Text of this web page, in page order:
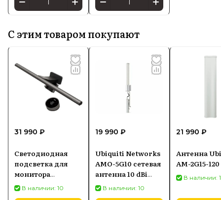
С этим товаром покупают
31 990 ₽
Светодиодная
подсветка для
монитора
SCREENBAR HALO
2
В наличии: 10
19 990 ₽
Ubiquiti Networks
AMO-5G10 сетевая
антенна 10 dBi
Секторная
антенна
В наличии: 10
21 990 ₽
Антенна
AM-2G15-120
В наличии: